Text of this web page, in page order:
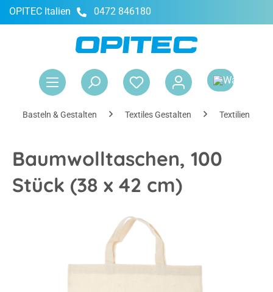
springen
OPITEC Italien 0472 846180
Basteln & Gestalten Textiles Gestalten Textilien
Baumwolltaschen, 100
Stück (38 x 42 cm)